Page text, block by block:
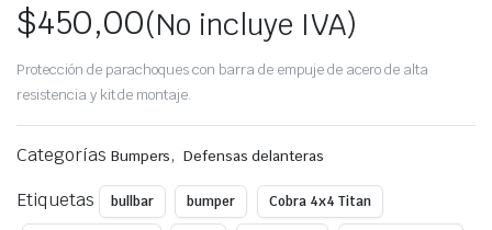
$450,00(No incluye IVA)
Protección de parachoques con barra de empuje de acero de alta
resistencia y kit de montaje.
Categorías Bumpers, Defensas delanteras
Etiquetas bullbar bumper Cobra 4x4 Titan